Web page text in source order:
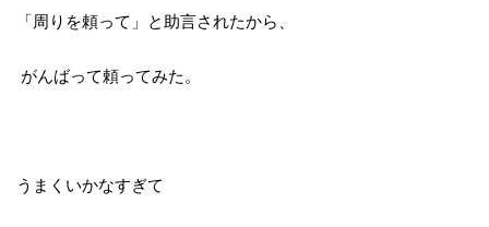
「周りを頼って」と助言されたから、
がんばって頼ってみた。
うまくいかなすぎて